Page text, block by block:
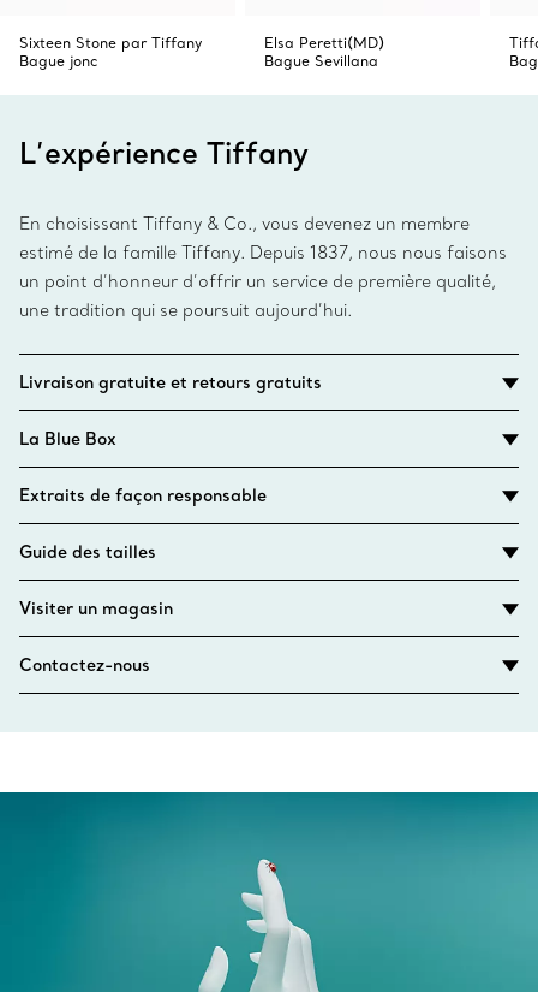
Sixteen Stone par Tiffany
Bague jonc
Elsa Peretti(MD)
Bague Sevillana
L’expérience Tiffany
En choisissant Tiffany & Co., vous devenez un membre
estimé de la famille Tiffany. Depuis 1837, nous nous faisons
un point d’honneur d’offrir un service de première qualité,
une tradition qui se poursuit aujourd’hui.
Livraison gratuite et retours gratuits
La Blue Box
Extraits de façon responsable
Guide des tailles
Visiter un magasin
Contactez-nous